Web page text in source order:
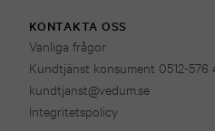
KONTAKTA OSS
Vanliga frågor
Kundtjänst konsument 0512-576
kundtjanst@vedum.se
Integritetspolicy